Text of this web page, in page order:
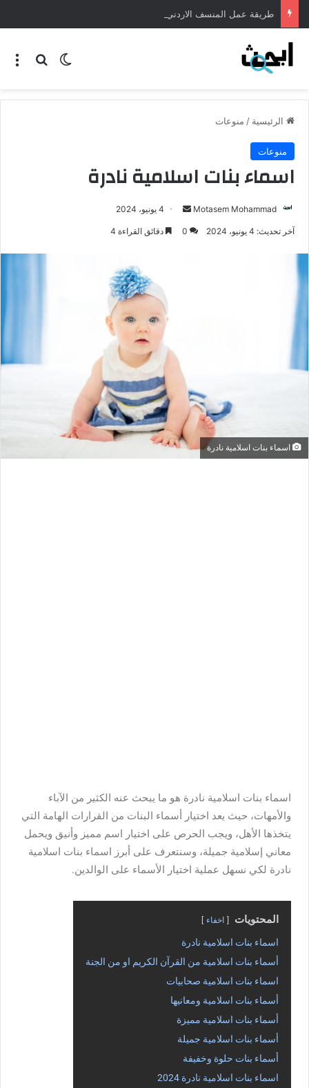
طريقة عمل المنسف الاردني
الرئيسية / منوعات
منوعات
اسماء بنات اسلامية نادرة
Motasem Mohammad 4 يونيو، 2024
آخر تحديث: 4 يونيو، 2024 0 دقائق القراءة 4
اسماء بنات اسلامية نادرة
اسماء بنات اسلامية نادرة هو ما يبحث عنه الكثير من الآباء
والأمهات، حيث يعد اختيار أسماء البنات من القرارات الهامة التي
يتخذها الأهل، ويجب الحرص على اختيار اسم مميز وأنيق ويحمل
معاني إسلامية جميلة، وسنتعرف على أبرز اسماء بنات اسلامية
نادرة لكي نسهل عملية اختيار الأسماء على الوالدين.
المحتويات اخفاء
اسماء بنات اسلامية نادرة
أسماء بنات اسلامية من القرآن الكريم او من الجنة
اسماء بنات اسلامية صحابيات
أسماء بنات اسلامية ومعانيها
أسماء بنات اسلامية مميزة
أسماء بنات اسلامية جميلة
أسماء بنات حلوة وخفيفة
اسماء بنات اسلامية نادرة 2024